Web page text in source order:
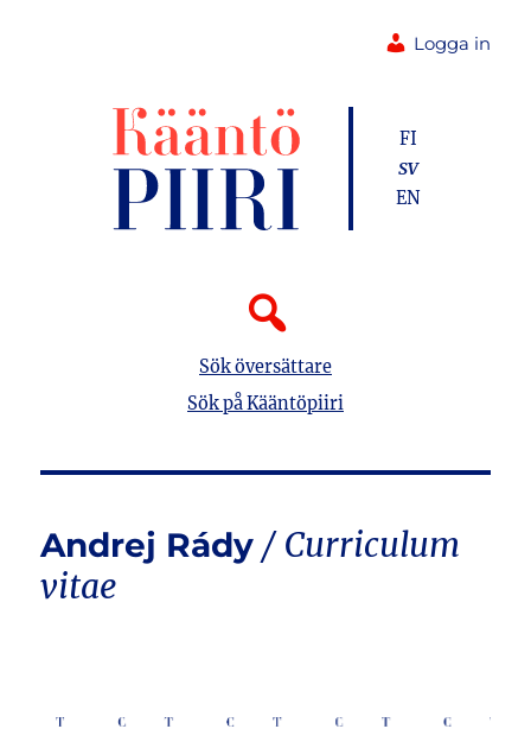
Logga in
Sök översättare
Sök på Kääntöpiiri
FI
SV
EN
Andrej Rády